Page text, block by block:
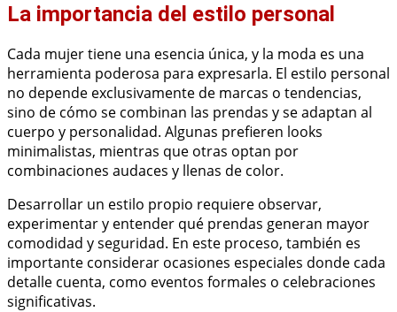
La importancia del estilo personal
Cada mujer tiene una esencia única, y la moda es una
herramienta poderosa para expresarla. El estilo personal
no depende exclusivamente de marcas o tendencias,
sino de cómo se combinan las prendas y se adaptan al
cuerpo y personalidad. Algunas prefieren looks
minimalistas, mientras que otras optan por
combinaciones audaces y llenas de color.
Desarrollar un estilo propio requiere observar,
experimentar y entender qué prendas generan mayor
comodidad y seguridad. En este proceso, también es
importante considerar ocasiones especiales donde cada
detalle cuenta, como eventos formales o celebraciones
significativas.